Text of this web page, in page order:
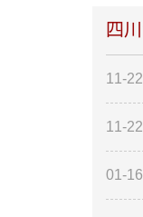
四
11-22
11-22
01-16